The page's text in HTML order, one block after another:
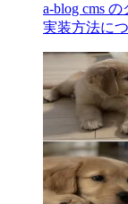
a-blog cms
実装方法に